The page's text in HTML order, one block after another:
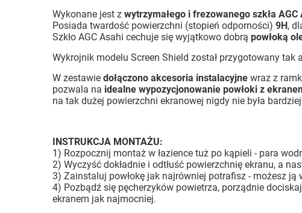
Wykonane jest z wytrzymałego i frezowanego szkła AGC
Posiada twardość powierzchni (stopień odporności) 9H,
Szkło AGC Asahi cechuje się wyjątkowo dobrą powłoką
Wykrojnik modelu Screen Shield został przygotowany
W zestawie dołączono akcesoria instalacyjne wraz z
pozwala na idealne wypozycjonowanie powłoki z
na tak dużej powierzchni ekranowej nigdy nie była
INSTRUKCJA MONTAŻU:
1) Rozpocznij montaż w łazience tuż po kąpieli - para
2) Wyczyść dokładnie i odtłuść powierzchnię ekranu, a
3) Zainstaluj powłokę jak najrówniej potrafisz - możesz
4) Pozbądź się pęcherzyków powietrza, porządnie
ekranem jak najmocniej.